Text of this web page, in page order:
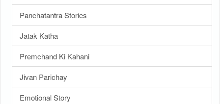
Panchatantra Stories
Jatak Katha
Premchand Ki Kahani
Jivan Parichay
Emotional Story